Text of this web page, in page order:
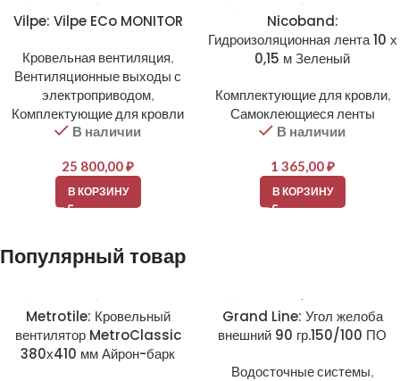
Vilpe: Vilpe ECo MONITOR
Кровельная вентиляция,
Вентиляционные выходы с
электроприводом,
Комплектующие для кровли
В наличии
25 800,00₽
В КОРЗИНУ
Nicoband:
Гидроизоляционная лента 10 х
0,15 м Зеленый
Комплектующие для кровли,
Самоклеющиеся ленты
В наличии
1 365,00₽
В КОРЗИНУ
Популярный товар
Metrotile: Кровельный
вентилятор MetroClassic
380х410 мм Айрон-барк
Grand Line: Угол желоба
внешний 90 гр.150/100 ПО
Водосточные системы,